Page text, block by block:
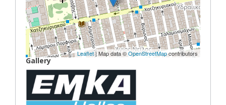
Leaflet| Map data ©OpenStreetMapcontributors
Gallery